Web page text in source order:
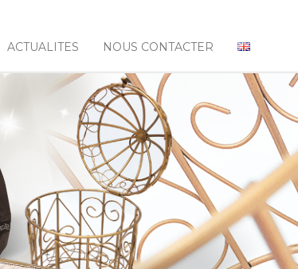
ACTUALITES NOUS CONTACTER